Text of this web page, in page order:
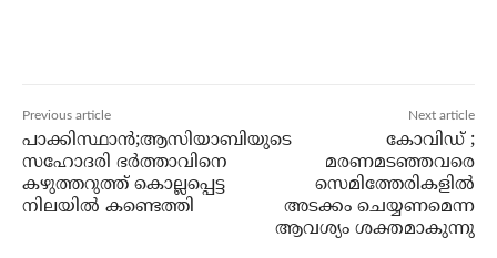
Previous article
പാക്കിസ്ഥാന്‍;ആസിയാബിയുടെ
സഹോദരി ഭര്‍ത്താവിനെ
കഴുത്തറുത്ത് കൊല്ലപ്പെട്ട
നിലയില്‍ കണ്ടെത്തി
Next article
കോവിഡ് ;
മരണമടഞ്ഞവരെ
സെമിത്തേരികളില്‍
അടക്കം ചെയ്യണമെന്ന
ആവശ്യം ശക്തമാകുന്നു